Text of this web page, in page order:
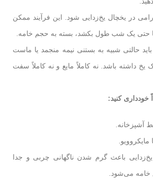
در یخچال یخ‌زدایی شود. این فرآیند ممکن
حتی یک شب طول بکشد، بسته به حجم خامه.
حالتی شبیه به بستنی نیمه منجمد یا ماست
یخ داشته باشد. نه کاملاً مایع و نه کاملاً سفت
خودداری کنید:
آشپزخانه.
باعث گرم شدن ناگهانی چربی و جدا
خامه می‌شود.